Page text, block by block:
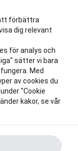
förbättra
dig relevant
för analys och
sätter vi bara
Med
av cookies du
"Cookie
kakor, se vår